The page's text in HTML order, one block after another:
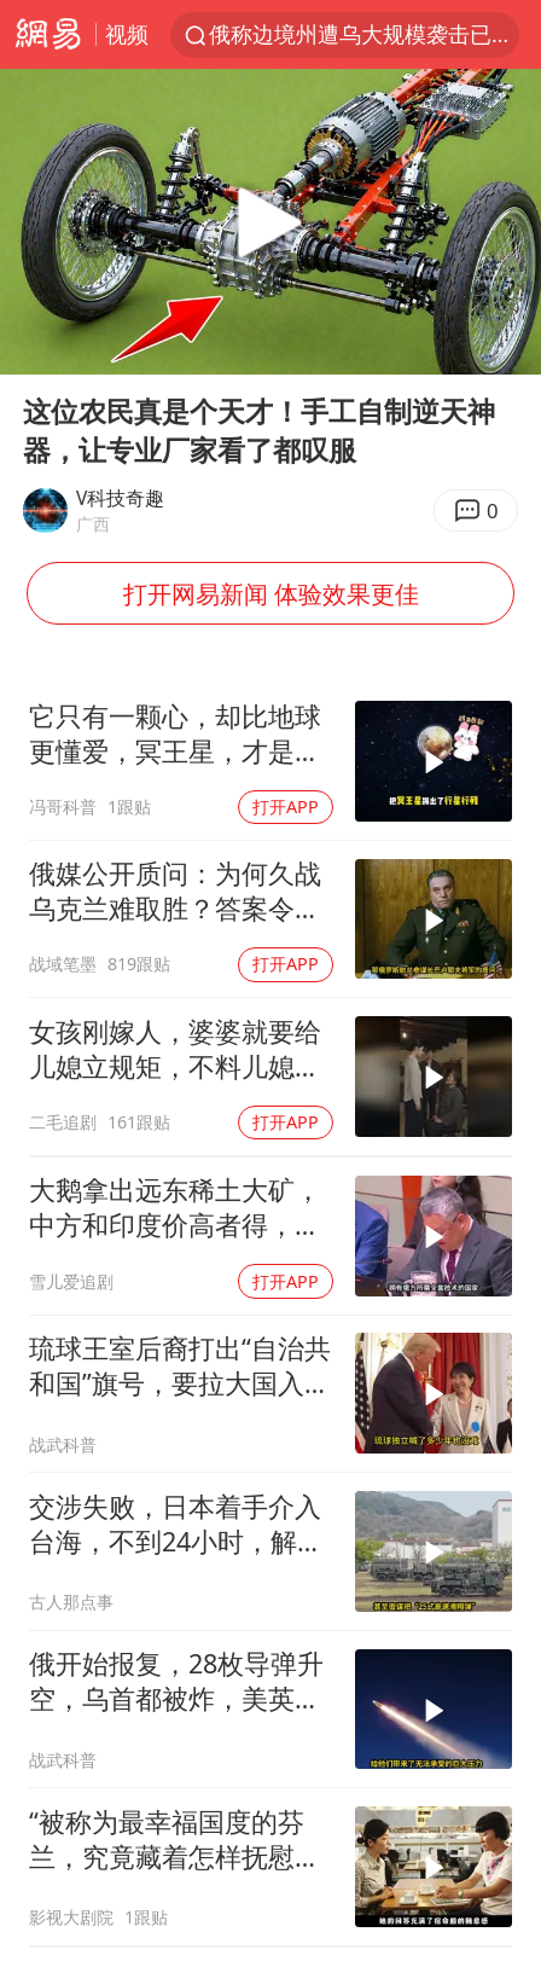
视频
俄称边境州遭乌大规模袭击已致13伤
《披荆斩棘2026》阵容官宣
杭州机场已取消航班388架次
浙江省委书记：该停下的坚决停下来
中国籍豪华游艇富商之子在泰国被杀
白海豚北上或致京津冀暴雨
美将每月供乌爱国者拦截导弹
国足U17与阿森纳决赛取消 并列冠军
新疆一婚礼线上邀请引热议
《龙餐馆》 冲奖
云南一男子胃中取出180颗铁钉
曹颖儿子首次演长剧
奋力开创中国式现代化建设新局面
Play
00:00 22:23
这位农民真是个天才！手工自制逆天神
器，让专业厂家看了都叹服
V科技奇趣
广西 0
打开网易新闻 体验效果更佳
它只有一颗心，却比地球
更懂爱，冥王星，才是太
冯哥科普 1跟贴 打开APP
俄媒公开质问：为何久战
乌克兰难取胜？答案令人
战域笔墨 819跟贴 打开APP
女孩刚嫁人，婆婆就要给
儿媳立规矩，不料儿媳不
二毛追剧 161跟贴 打开APP
大鹅拿出远东稀土大矿，
中方和印度价高者得，背
雪儿爱追剧 打开APP
琉球王室后裔打出“自治共
和国”旗号，要拉大国入局
战武科普
交涉失败，日本着手介入
台海，不到24小时，解放
古人那点事
俄开始报复，28枚导弹升
空，乌首都被炸，美英法
战武科普
“被称为最幸福国度的芬
兰，究竟藏着怎样抚慰人
影视大剧院 1跟贴